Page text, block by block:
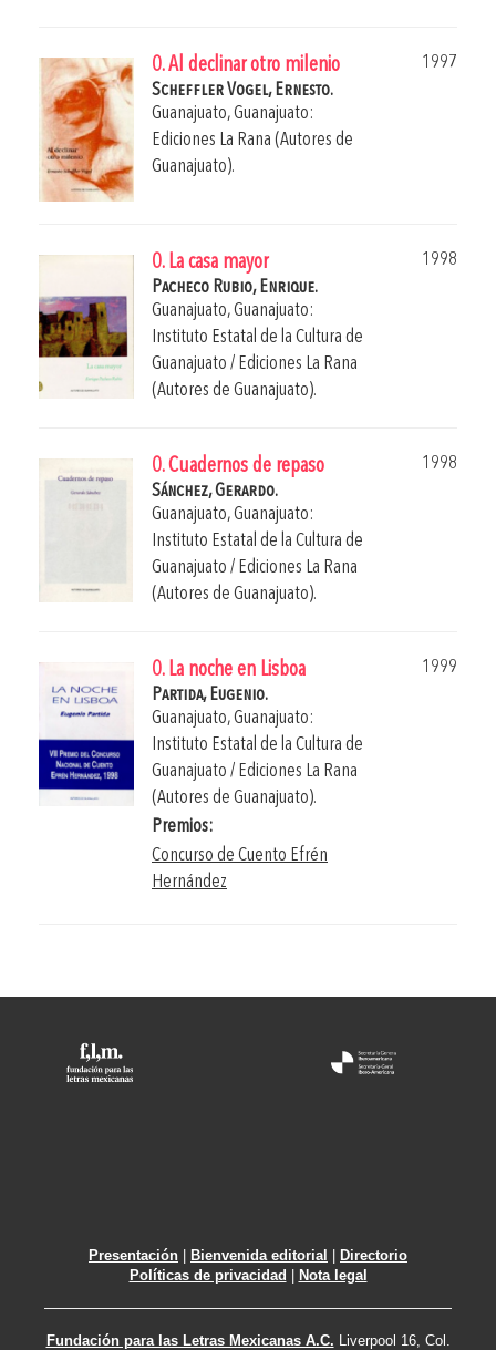
0. Al declinar otro milenio
1997
Scheffler Vogel, Ernesto.
Guanajuato, Guanajuato:
Ediciones La Rana (Autores de
Guanajuato).
0. La casa mayor
1998
Pacheco Rubio, Enrique.
Guanajuato, Guanajuato:
Instituto Estatal de la Cultura de
Guanajuato / Ediciones La Rana
(Autores de Guanajuato).
0. Cuadernos de repaso
1998
Sánchez, Gerardo.
Guanajuato, Guanajuato:
Instituto Estatal de la Cultura de
Guanajuato / Ediciones La Rana
(Autores de Guanajuato).
0. La noche en Lisboa
1999
Partida, Eugenio.
Guanajuato, Guanajuato:
Instituto Estatal de la Cultura de
Guanajuato / Ediciones La Rana
(Autores de Guanajuato).
Premios:
Concurso de Cuento Efrén
Hernández
Presentación Bienvenida editorial
Directorio
Políticas de privacidad
Nota legal
Fundación para las Letras Mexicanas A.C. Liverpool 16, Col.